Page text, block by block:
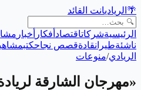
🌴 الرياديانت القائد
الرئيسيةشركاتاقتصاد أفكار أخبار
ناشئةطيرانقادةقصص نجاحكتب
الريادي/منوعات
«مهرجان الشارقة